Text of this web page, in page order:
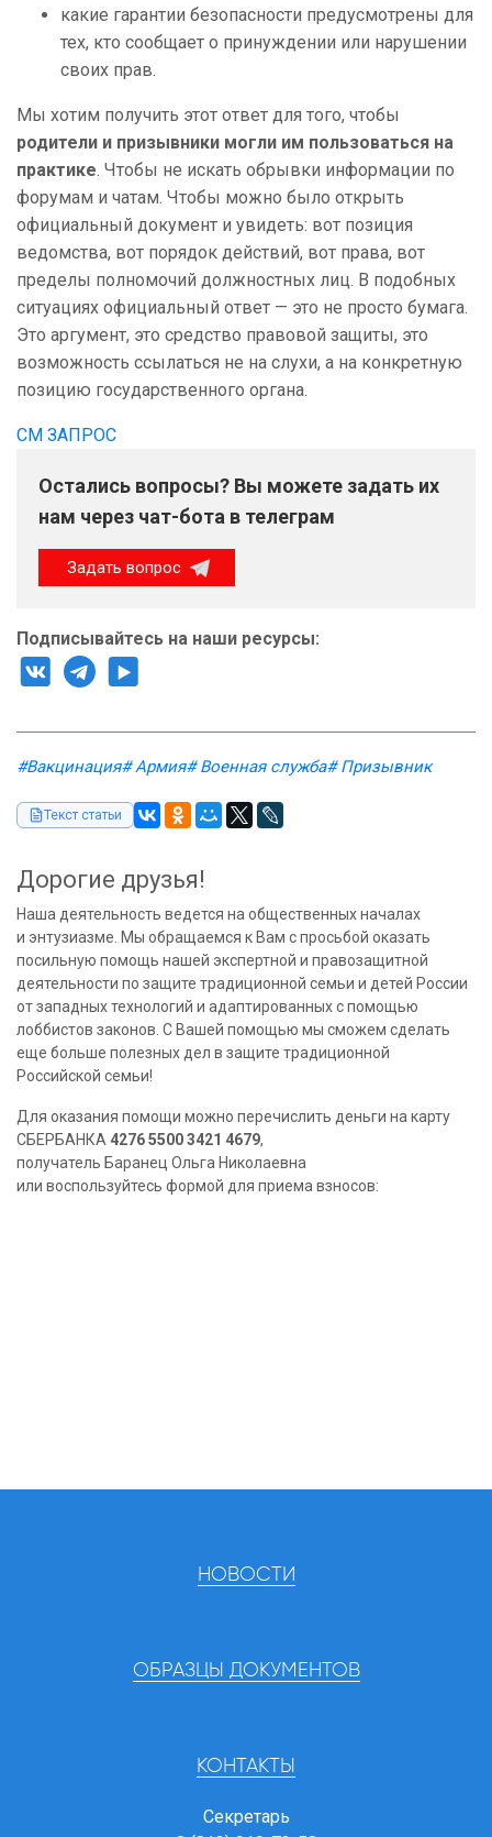
какие гарантии безопасности предусмотрены для
тех, кто сообщает о принуждении или нарушении
своих прав.
Мы хотим получить этот ответ для того, чтобы
родители и призывники могли им пользоваться на
практике. Чтобы не искать обрывки информации по
форумам и чатам. Чтобы можно было открыть
официальный документ и увидеть: вот позиция
ведомства, вот порядок действий, вот права, вот
пределы полномочий должностных лиц. В подобных
ситуациях официальный ответ — это не просто бумага.
Это аргумент, это средство правовой защиты, это
возможность ссылаться не на слухи, а на конкретную
позицию государственного органа.
СМ ЗАПРОС
Остались вопросы? Вы можете задать их
нам через чат-бота в телеграм
Задать вопрос
Подписывайтесь на наши ресурсы:
#Вакцинация# Армия# Военная служба# Призывник
Текст статьи
Дорогие друзья!
Наша деятельность ведется на общественных началах
и энтузиазме. Мы обращаемся к Вам с просьбой оказать
посильную помощь нашей экспертной и правозащитной
деятельности по защите традиционной семьи и детей России
от западных технологий и адаптированных с помощью
лоббистов законов. С Вашей помощью мы сможем сделать
еще больше полезных дел в защите традиционной
Российской семьи!
Для оказания помощи можно перечислить деньги на карту
СБЕРБАНКА 4276 5500 3421 4679,
получатель Баранец Ольга Николаевна
или воспользуйтесь формой для приема взносов:
НОВОСТИ
ОБРАЗЦЫ ДОКУМЕНТОВ
КОНТАКТЫ
Секретарь